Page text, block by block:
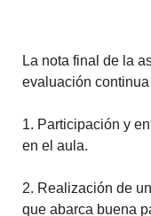
La nota final de la
evaluación
1. Participación y
en el aula.
2. Realización de
que abarca buena